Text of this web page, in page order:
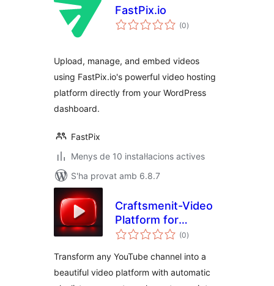
FastPix.io
(0puntuacions
totals
)
Upload, manage, and embed videos
using FastPix.io's powerful video hosting
platform directly from your WordPress
dashboard.
FastPix
Menys de 10 instal·lacions actives
S'ha provat amb 6.8.7
Craftsmenit-Video
Platform for
YouTube
(0puntuacions
totals
)
Transform any YouTube channel into a
beautiful video platform with automatic